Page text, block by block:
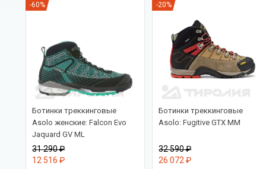
-60%
Ботинки треккинговые
Asolo женские: Falcon Evo
Jaquard GV ML
31 290 ₽
12 516 ₽
-20%
Ботинки треккинговые
Asolo: Fugitive GTX MM
32 590 ₽
26 072 ₽